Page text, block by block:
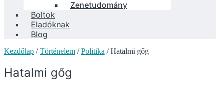
Zenetudomány
Boltok
Eladóknak
Blog
Kezdőlap /Történelem /Politika / Hatalmi gőg
Hatalmi gőg